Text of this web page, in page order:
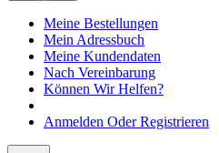
Meine Bestellungen
Mein Adressbuch
Meine Kundendaten
Nach Vereinbarung
Können Wir Helfen?
Anmelden Oder Registrieren